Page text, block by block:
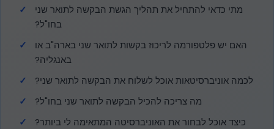
מתי כדאי להתחיל את תהליך הגשת הבקשה לתואר שני
בחו"ל?
האם יש פלטפורמה לריכוז בקשות לתואר שני בארה"ב או
באנגליה?
לכמה אוניברסיטאות אוכל לשלוח את הבקשה לתואר שני?
מה צריכה להכיל הבקשה לתואר שני בחו"ל?
כיצד אוכל לבחור את האוניברסיטה המתאימה לי ביותר?